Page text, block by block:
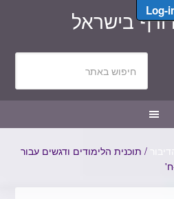
Log- בישראל
/ תוכנית הלימודים ודגשים עבור